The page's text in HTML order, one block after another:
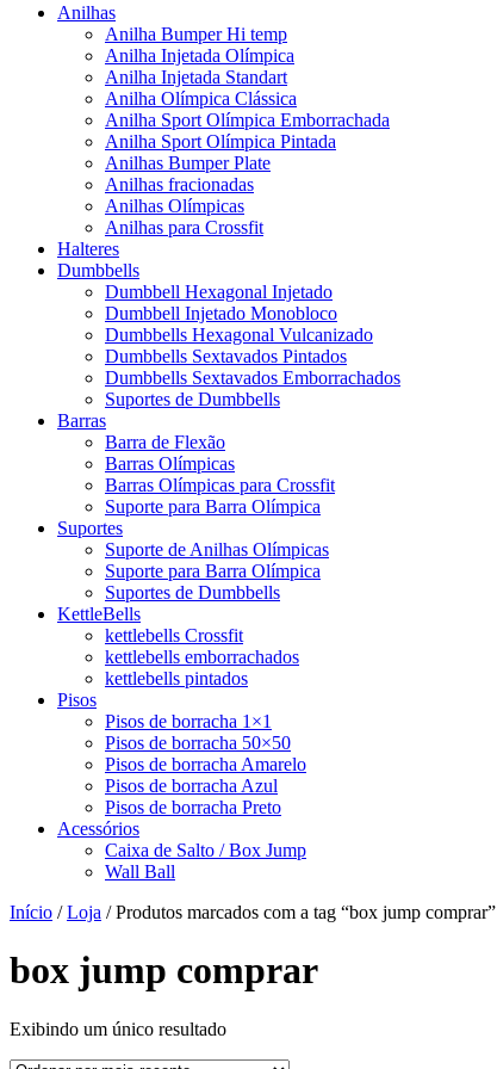
Anilhas
Anilha Bumper Hi temp
Anilha Injetada Olímpica
Anilha Injetada Standart
Anilha Olímpica Clássica
Anilha Sport Olímpica Emborrachada
Anilha Sport Olímpica Pintada
Anilhas Bumper Plate
Anilhas fracionadas
Anilhas Olímpicas
Anilhas para Crossfit
Halteres
Dumbbells
Dumbbell Hexagonal Injetado
Dumbbell Injetado Monobloco
Dumbbells Hexagonal Vulcanizado
Dumbbells Sextavados Pintados
Dumbbells Sextavados Emborrachados
Suportes de Dumbbells
Barras
Barra de Flexão
Barras Olímpicas
Barras Olímpicas para Crossfit
Suporte para Barra Olímpica
Suportes
Suporte de Anilhas Olímpicas
Suporte para Barra Olímpica
Suportes de Dumbbells
KettleBells
kettlebells Crossfit
kettlebells emborrachados
kettlebells pintados
Pisos
Pisos de borracha 1×1
Pisos de borracha 50×50
Pisos de borracha Amarelo
Pisos de borracha Azul
Pisos de borracha Preto
Acessórios
Caixa de Salto / Box Jump
Wall Ball
Início /Loja / Produtos marcados com a tag “box jump comprar”
box jump comprar
Exibindo um único resultado